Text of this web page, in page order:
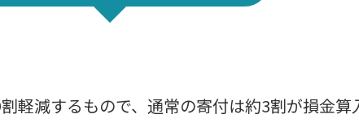
軽減するもので、通常の寄付は約3割が損金算